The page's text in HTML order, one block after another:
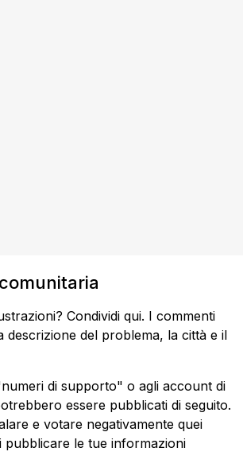
Condividi qui. I commenti
descrizione del problema, la città e il
di supporto" o agli account di
essere pubblicati di seguito.
e votare negativamente quei
pubblicare le tue informazioni